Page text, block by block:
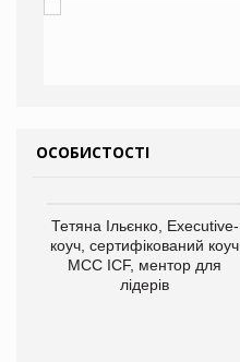
ОСОБИСТОСТІ
Тетяна Ільєнко, Executive-
коуч, сертифікований коуч
МСС ICF, ментор для
лідерів